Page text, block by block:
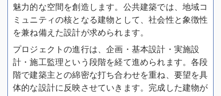
魅力的な空間を創造します。公共建築では、地域コ
ミュニティの核となる建物として、社会性と象徴性
を兼ね備えた設計が求められます。
プロジェクトの進行は、企画・基本設計・実施設
計・施工監理という段階を経て進められます。各段
階で建築主との綿密な打ち合わせを重ね、要望を具
体的な設計に反映させていきます。完成した建物が